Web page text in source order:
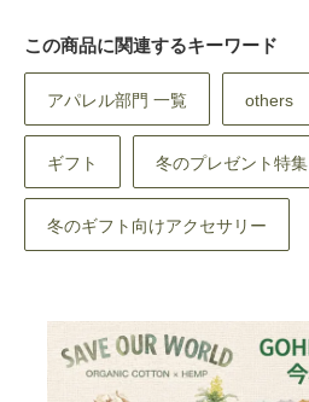
この商品に関連するキーワード
アパレル部門 一覧 others
ギフト 冬のプレゼント特集
冬のギフト向けアクセサリー